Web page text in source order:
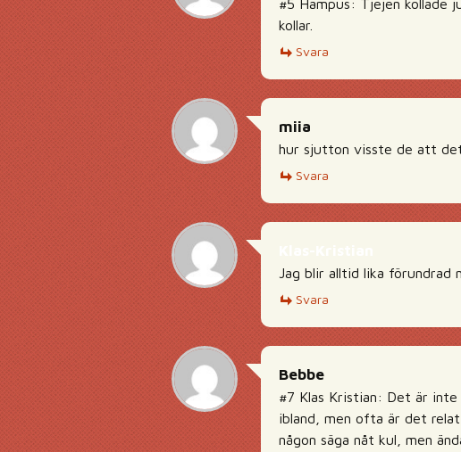
#5 Hampus: Tjejen kollade
kollar.
Svara
miia
hur sjutton visste de att
Svara
Jag blir alltid lika förundrad
Svara
Bebbe
#7 Klas Kristian: Det är
ibland, men ofta är det
någon säga nåt kul, men